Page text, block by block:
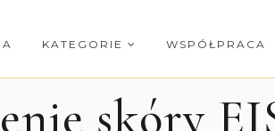
KATEGORIE WSPÓŁPRACA
skóry